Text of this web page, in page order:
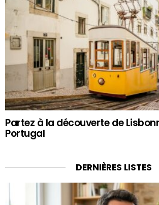
Partez à la découverte de
Portugal
DERNIÈRES LISTES